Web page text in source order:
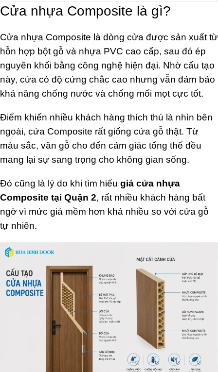
Cửa nhựa Composite là gì?
Cửa nhựa Composite là dòng cửa được sản xuất từ
hỗn hợp bột gỗ và nhựa PVC cao cấp, sau đó ép
nguyên khối bằng công nghệ hiện đại. Nhờ cấu tạo
này, cửa có độ cứng chắc cao nhưng vẫn đảm bảo
khả năng chống nước và chống mối mọt cực tốt.
Điểm khiến nhiều khách hàng thích thú là nhìn bên
ngoài, cửa Composite rất giống cửa gỗ thật. Từ
màu sắc, vân gỗ cho đến cảm giác tổng thể đều
mang lại sự sang trọng cho không gian sống.
Đó cũng là lý do khi tìm hiểu giá cửa nhựa
Composite tại Quận 2, rất nhiều khách hàng bất
ngờ vì mức giá mềm hơn khá nhiều so với cửa gỗ
tự nhiên.